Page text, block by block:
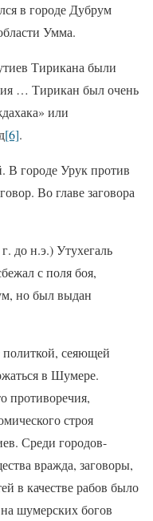
в городе Дубрум
Умма.
Тирикана были
… Тирикан был очень
или
[6].
В городе Урук против
Во главе заговора
до н.э.) Утухегаль
с поля боя,
но был выдан
политкой, сеяющей
в Шумере.
противоречия,
строя
Среди городов-
вражда, заговоры,
в качестве рабов было
шумерских богов